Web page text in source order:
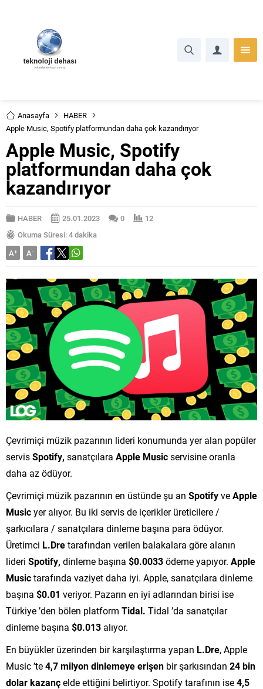
Anasayfa
HABER
Apple Music, Spotify platformundan daha çok kazandırıyor
Apple Music, Spotify
platformundan daha çok
kazandırıyor
HABER 25.01.2023 0
12
Okuma Süresi: 4 dakika
A+ A-
Çevrimiçi müzik pazarının lideri konumunda yer alan popüler
servisSpotify, sanatçılara Apple Musicservisine oranla
daha az ödüyor.
Çevrimiçi müzik pazarının en üstünde şu an SpotifyveApple
Musicyer alıyor. Bu iki servis de içerikler üreticilere /
şarkıcılara / sanatçılara dinleme başına para ödüyor.
Üretimci L.Dretarafından verilen balakalara göre alanın
lideri Spotify, dinleme başına $0.0033ödeme yapıyor. Apple
Musictarafında vaziyet daha iyi. Apple, sanatçılara dinleme
başına $0.01 veriyor. Pazarın en iyi adlarından birisi ise
Türkiye ’den bölen platform Tidal. Tidal ’da sanatçılar
dinleme başına $0.013 alıyor.
En büyükler üzerinden bir karşılaştırma yapan L.Dre, Apple
Music ’te4,7 milyon dinlemeye erişen bir şarkısından 24 bin
dolar kazançelde ettiğini belirtiyor. Spotify tarafının ise4,5